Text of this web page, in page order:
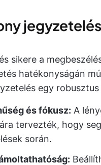
sikere a
hatékonyságán
egy
és fókusz: A
tervezték, hogy
során.